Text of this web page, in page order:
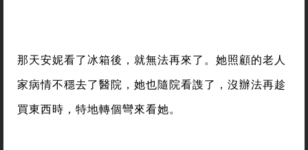
那天安妮看了冰箱後，就無法再來了。她照顧的老人
家病情不穩去了醫院，她也隨院看謢了，沒辦法再趁
買東西時，特地轉個彎來看她。